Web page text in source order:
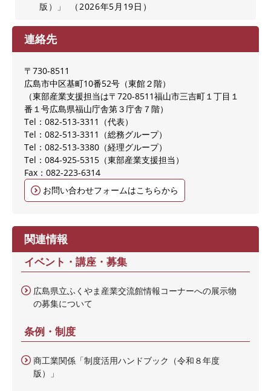
版）」
2026年5月19日
連絡先
〒730-8511
広島市中区基町10番52号（東館２階）
（東部産業支援担当は〒720-8511福山市三吉町１丁目１
番１号広島県福山庁舎第３庁舎７階）
Tel：082-513‐3311
代表
Tel：082-513-3311
総務グループ
Tel：082-513-3380
経理グループ
Tel：084-925-5315
東部産業支援担当
Fax：082-223-6314
お問い合わせフォームはこちらから
関連情報
イベント・講座・募集
広島県立ふくやま産業交流館情報コーナーへの展示物
の募集について
条例・制度
商工業関係「制度活用ハンドブック（令和８年度
版）」